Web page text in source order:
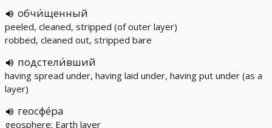
обчи́щенный
peeled, cleaned, stripped (of outer layer)
robbed, cleaned out, stripped bare
подстели́вший
having spread under, having laid under, having put under (as a
layer)
геосфе́ра
geosphere; Earth layer